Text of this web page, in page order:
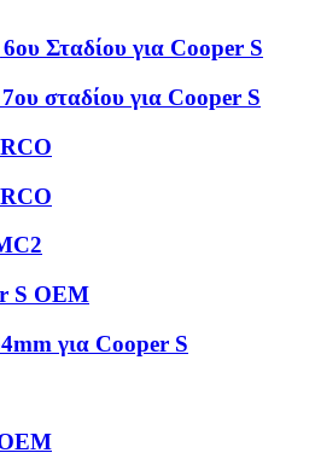
Σταδίου για Cooper S
σταδίου για Cooper S
S OEM
για Cooper S